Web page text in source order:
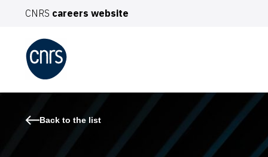
CNRS careers website
Back to the list